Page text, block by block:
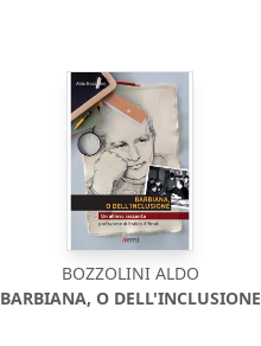
BOZZOLINI ALDO
BARBIANA, O DELL'INCLUSIONE